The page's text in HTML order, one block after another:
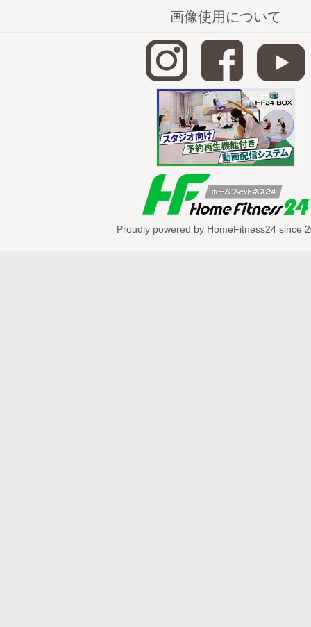
画像使用について
Proudly powered by HomeFitness24 since